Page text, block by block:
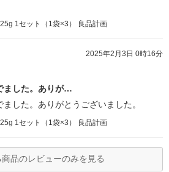
1セット（1袋×3） 良品計画
2025年2月3日 0時16分
ました。ありが…
した。ありがとうございました。
1セット（1袋×3） 良品計画
品のレビューのみを見る